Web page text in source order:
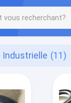
Industrielle (11)